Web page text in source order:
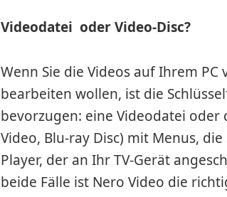
Videodatei oder Video-Disc?
Wenn Sie die Videos auf Ihrem
bearbeiten wollen, ist die
bevorzugen: eine Videodatei oder
Video, Blu-ray Disc) mit Menus,
Player, der an Ihr TV-Gerät
beide Fälle ist Nero Video die